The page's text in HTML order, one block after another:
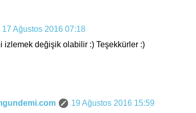
17 Ağustos 2016 07:18
izlemek değişik olabilir :) Teşekkürler :)
19 Ağustos 2016 15:59